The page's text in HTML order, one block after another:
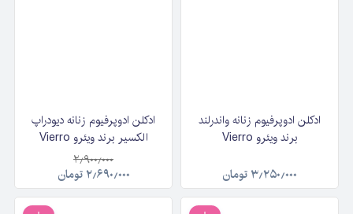
ادکلن ادوپرفیوم زنانه واندرلند
برند ویئرو Vierro
حجم ۸۵ میلی‌لیتر
۳٫۲۵۰٫۰۰۰تومان
ادکلن ادوپرفیوم زنانه دیودراپ
الکسیر برند ویئرو Vierro
میلی‌لیتر
۲٫۹۰۰٫۰۰۰
۲٫۶۹۰٫۰۰۰ تومان